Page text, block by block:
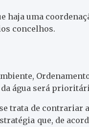
haja uma
concelhos.
água será
trata de
que, de